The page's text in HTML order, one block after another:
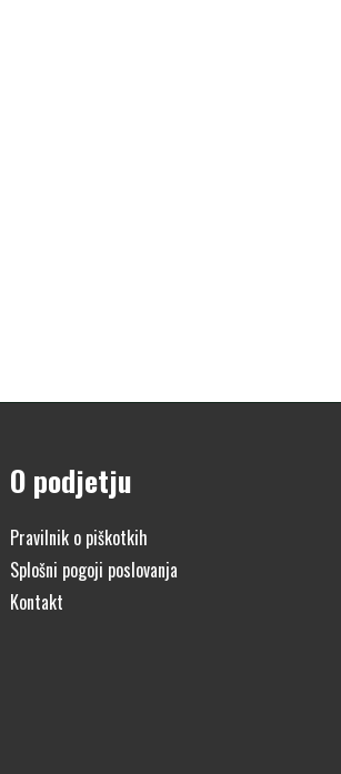
O podjetju
Pravilnik o piškotkih
Splošni pogoji poslovanja
Kontakt